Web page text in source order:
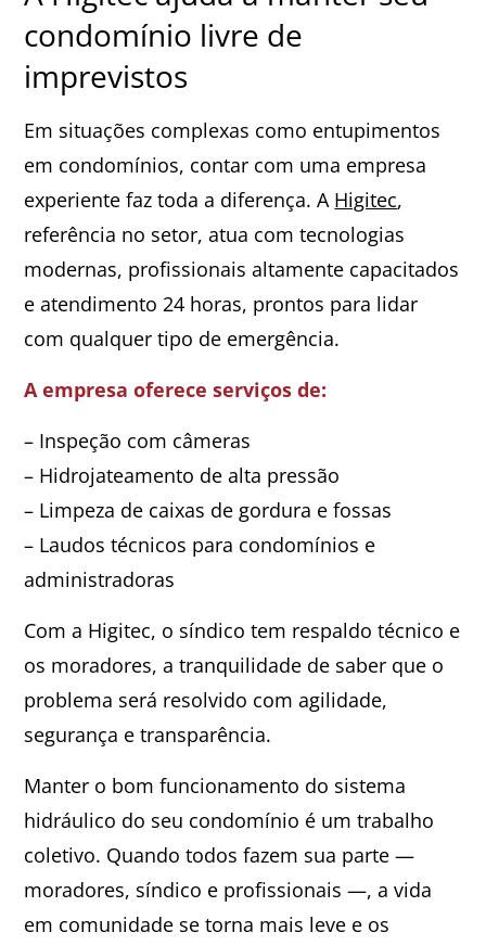
condomínio livre de
imprevistos
Em situações complexas como entupimentos
em condomínios, contar com uma empresa
experiente faz toda a diferença. A Higitec,
referência no setor, atua com tecnologias
modernas, profissionais altamente capacitados
e atendimento 24 horas, prontos para lidar
com qualquer tipo de emergência.
A empresa oferece serviços de:
– Inspeção com câmeras
– Hidrojateamento de alta pressão
– Limpeza de caixas de gordura e fossas
– Laudos técnicos para condomínios e
administradoras
Com a Higitec, o síndico tem respaldo técnico e
os moradores, a tranquilidade de saber que o
problema será resolvido com agilidade,
segurança e transparência.
Manter o bom funcionamento do sistema
hidráulico do seu condomínio é um trabalho
coletivo. Quando todos fazem sua parte —
moradores, síndico e profissionais —, a vida
em comunidade se torna mais leve e os